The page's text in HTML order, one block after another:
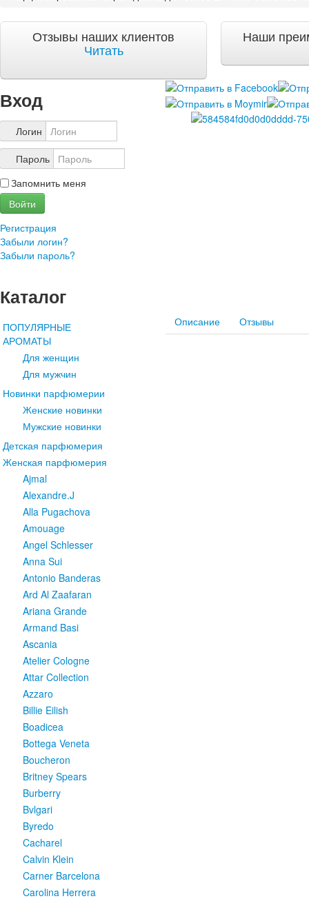
Акции и скидки
Доставка и оплата
Доставка и оплата по Москве
Доставка по Санкт-Петербугу
ЧаВо
Ответы на часто задаваемые вопросы
О компании
О нас
Учетная запись
Отзывы наших клиентов
Читать
Наши
Вход
Логин
Пароль
Запомнить меня
Войти
Регистрация
Забыли логин?
Забыли пароль?
Каталог
ПОПУЛЯРНЫЕ
АРОМАТЫ
Для женщин
Для мужчин
Новинки парфюмерии
Женские новинки
Мужские новинки
Детская парфюмерия
Женская парфюмерия
Ajmal
Alexandre.J
Alla Pugachova
Amouage
Angel Schlesser
Anna Sui
Antonio Banderas
Ard Al Zaafaran
Ariana Grande
Armand Basi
Ascania
Atelier Cologne
Attar Collection
Azzaro
Billie Eilish
Boadicea
Bottega Veneta
Boucheron
Britney Spears
Burberry
Bvlgari
Byredo
Cacharel
Calvin Klein
Carner Barcelona
Carolina Herrera
Описание Отзывы